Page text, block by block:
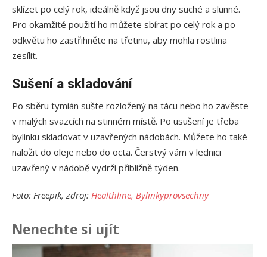
sklízet po celý rok, ideálně když jsou dny suché a slunné.
Pro okamžité použití ho můžete sbírat po celý rok a po
odkvětu ho zastřihněte na třetinu, aby mohla rostlina
zesílit.
Sušení a skladování
Po sběru tymián sušte rozložený na tácu nebo ho zavěste
v malých svazcích na stinném místě. Po usušení je třeba
bylinku skladovat v uzavřených nádobách. Můžete ho také
naložit do oleje nebo do octa. Čerstvý vám v lednici
uzavřený v nádobě vydrží přibližně týden.
Foto: Freepik, zdroj: Healthline, Bylinkyprovsechny
Nenechte si ujít